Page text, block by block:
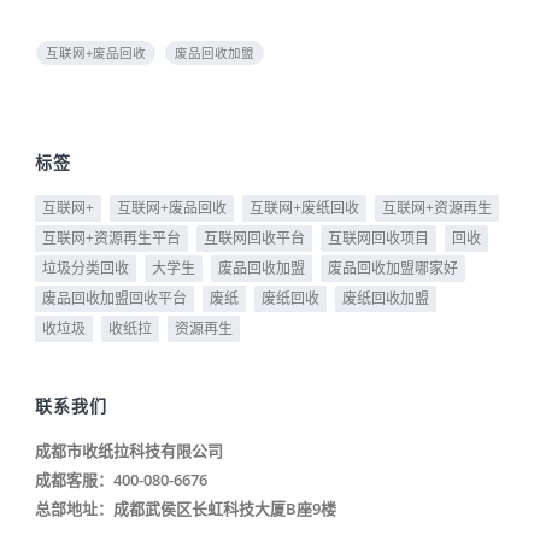
互联网+废品回收 废品回收加盟
标签
互联网+ 互联网+废品回收 互联网+废纸回收
互联网+资源再生
互联网+资源再生平台
互联网回收平台 互联网回收项目
回收
垃圾分类回收
大学生 废品回收加盟
废品回收加盟哪家好
废品回收加盟回收平台
废纸 废纸回收
废纸回收加盟
收垃圾
收纸拉 资源再生
联系我们
成都市收纸拉科技有限公司
成都客服：400-080-6676
总部地址：成都武侯区长虹科技大厦B座9楼